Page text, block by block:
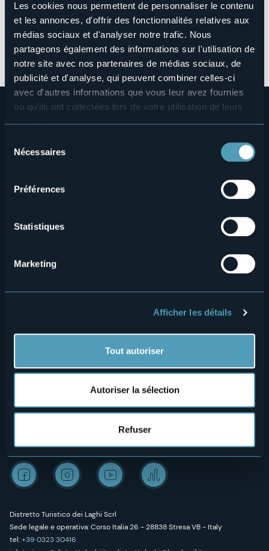
Les cookies nous permettent de personnaliser le contenu
et les annonces, d'offrir des fonctionnalités relatives aux
médias sociaux et d'analyser notre trafic. Nous
partageons également des informations sur l'utilisation de
notre site avec nos partenaires de médias sociaux, de
publicité et d'analyse, qui peuvent combiner celles-ci
avec d'autres informations que vous leur avez fournies
ou qu'ils ont collectées lors de votre utilisation de leurs
manière de les gérer et de les supprimer,
cliquez ici
Nécessaires
Préférences
Statistiques
Marketing
Afficher les détails
Tout autoriser
Autoriser la sélection
Refuser
territorio valorizzandone leeccellenze culturali,
paesaggistiche, enogastronomichee promuovendo
servizi outdoor, nonchédi accoglienza ricettiva.
In collaborazione con DMO Visit Piemonte e Regione
Piemonte.
Menù
secondario
Qui sommes-nous?
Contacts
Cookie Policy
Amministrazione trasparente
Outdoor
Bien-être
Wedding
Media Room
Archives « Laghi e Monti Today »
Credits
Distretto Turistico dei Laghi Scrl
Sede legale e operativa: Corso Italia 26 - 28838 Stresa VB - Italy
tel:+39 0323 30416